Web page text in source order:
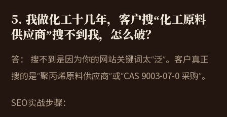
5. 我做化工十几年，客户搜“化工原料
供应商”搜不到我，怎么破？
答：
搜不到是因为你的网站关键词太“泛”。客户真正
搜的是“聚丙烯原料供应商”或“CAS 9003-07-0 采购”。
SEO实战步骤：